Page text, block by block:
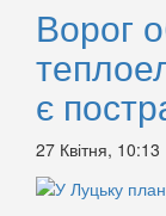
Ворог
є
27 Квітня, 10:13